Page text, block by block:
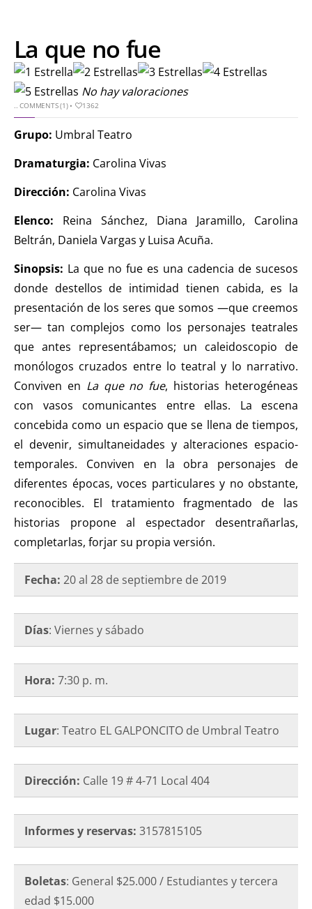
La que no fue
No hay valoraciones
..COMMENTS (1)• 1362
Grupo: Umbral Teatro
Dramaturgia: Carolina Vivas
Dirección: Carolina Vivas
Elenco: Reina Sánchez, Diana Jaramillo, Carolina
Beltrán, Daniela Vargas y Luisa Acuña.
Sinopsis: La que no fue es una cadencia de sucesos
donde destellos de intimidad tienen cabida, es la
presentación de los seres que somos —que creemos
ser— tan complejos como los personajes teatrales
que antes representábamos; un caleidoscopio de
monólogos cruzados entre lo teatral y lo narrativo.
Conviven en La que no fue, historias heterogéneas
con vasos comunicantes entre ellas. La escena
concebida como un espacio que se llena de tiempos,
el devenir, simultaneidades y alteraciones espacio-
temporales. Conviven en la obra personajes de
diferentes épocas, voces particulares y no obstante,
reconocibles. El tratamiento fragmentado de las
historias propone al espectador desentrañarlas,
completarlas, forjar su propia versión.
Fecha: 20 al 28 de septiembre de 2019
Días: Viernes y sábado
Hora: 7:30 p. m.
Lugar: Teatro EL GALPONCITO de Umbral Teatro
Dirección: Calle 19 # 4-71 Local 404
Informes y reservas: 3157815105
Boletas: General $25.000 / Estudiantes y tercera
edad $15.000